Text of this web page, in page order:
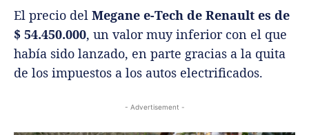
El precio del Megane e-Tech de Renault es de
$ 54.450.000, un valor muy inferior con el que
había sido lanzado, en parte gracias a la quita
de los impuestos a los autos electrificados.
- Advertisement -